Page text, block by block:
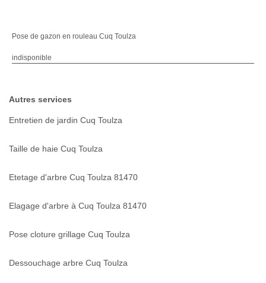
Pose de gazon en rouleau Cuq Toulza
indisponible
Autres services
Entretien de jardin Cuq Toulza
Taille de haie Cuq Toulza
Etetage d'arbre Cuq Toulza 81470
Elagage d'arbre à Cuq Toulza 81470
Pose cloture grillage Cuq Toulza
Dessouchage arbre Cuq Toulza